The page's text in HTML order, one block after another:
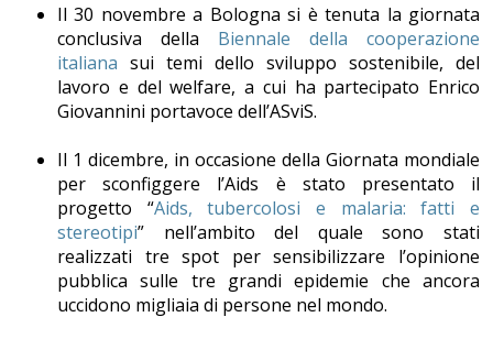
Il 30 novembre a Bologna si è tenuta la giornata
conclusiva della Biennale della cooperazione
italiana sui temi dello sviluppo sostenibile, del
lavoro e del welfare, a cui ha partecipato Enrico
Giovannini portavoce dell’ASviS.
Il 1 dicembre, in occasione della Giornata mondiale
per sconfiggere l’Aids è stato presentato il
progetto “Aids, tubercolosi e malaria: fatti e
stereotipi” nell’ambito del quale sono stati
realizzati tre spot per sensibilizzare l’opinione
pubblica sulle tre grandi epidemie che ancora
uccidono migliaia di persone nel mondo.